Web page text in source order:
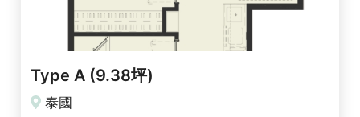
Type A (9.38坪)
泰國